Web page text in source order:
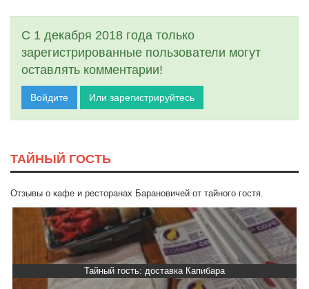
С 1 декабря 2018 года только
зарегистрированные пользователи могут
оставлять комментарии!
Войдите Или зарегистрируйтесь
ТАЙНЫЙ ГОСТЬ
Отзывы о кафе и ресторанах Барановичей от тайного гостя.
Тайный гость: доставка Капибара